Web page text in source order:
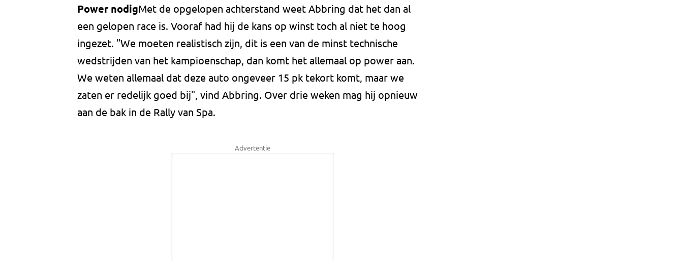
Power nodigMet de opgelopen achterstand weet Abbring dat het dan al
een gelopen race is. Vooraf had hij de kans op winst toch al niet te hoog
ingezet. "We moeten realistisch zijn, dit is een van de minst technische
wedstrijden van het kampioenschap, dan komt het allemaal op power aan.
We weten allemaal dat deze auto ongeveer 15 pk tekort komt, maar we
zaten er redelijk goed bij", vind Abbring. Over drie weken mag hij opnieuw
aan de bak in de Rally van Spa.
Advertentie